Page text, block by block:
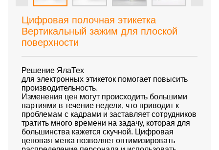
Цифровая полочная этикетка
Вертикальный зажим для плоской
поверхности
Решение ЯлаТех
для электронных этикеток помогает повысить
производительность.
Изменения цен могут происходить большими
партиями в течение недели, что приводит к
проблемам с кадрами и заставляет сотрудников
тратить много времени на задачу, которая для
большинства кажется скучной. Цифровая
ценовая метка позволяет оптимизировать